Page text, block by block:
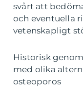
svårt att
och eventuella
vetenskapligt
Historisk
med olika
osteoporos